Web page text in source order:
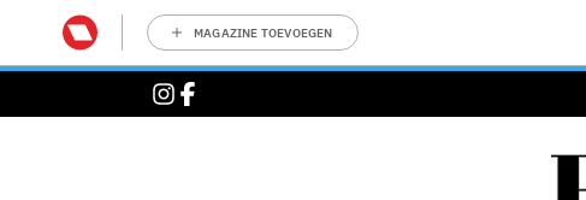
MAGAZINE TOEVOEGEN